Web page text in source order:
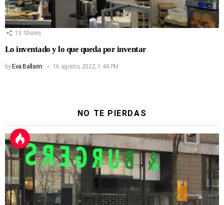
13 Shares
Lo inventado y lo que queda por inventar
byEva Ballarin 16 agosto, 2022, 1:44 PM
NO TE PIERDAS